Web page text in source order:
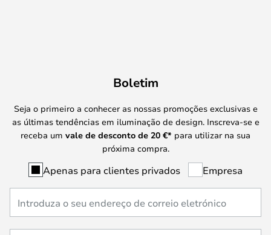
Boletim
Seja o primeiro a conhecer as nossas promoções exclusivas e
as últimas tendências em iluminação de design. Inscreva-se e
receba um vale de desconto de 20 €* para utilizar na sua
próxima compra.
Apenas para clientes privados Empresa